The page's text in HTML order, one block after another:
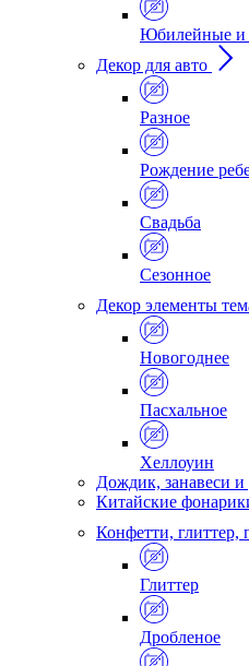
Юбилейные и
Декор для авто
Разное
Рождение
Свадьба
Сезонное
Декор элементы
Новогоднее
Пасхальное
Хеллоуин
Дождик, занавеси
Китайские
Конфетти, глиттер,
Глиттер
Дробленое